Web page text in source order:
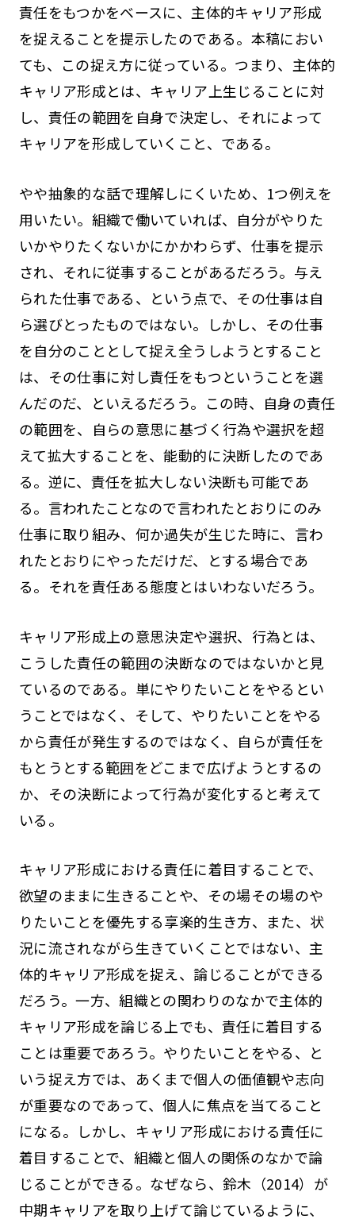
責任をもつかをベースに、主体的キャリア形成
を捉えることを提示したのである。本稿におい
ても、この捉え方に従っている。つまり、主体的
キャリア形成とは、キャリア上生じることに対
し、責任の範囲を自身で決定し、それによって
キャリアを形成していくこと、である。
やや抽象的な話で理解しにくいため、1つ例えを
用いたい。組織で働いていれば、自分がやりた
いかやりたくないかにかかわらず、仕事を提示
され、それに従事することがあるだろう。与え
られた仕事である、という点で、その仕事は自
ら選びとったものではない。しかし、その仕事
を自分のこととして捉え全うしようとすること
は、その仕事に対し責任をもつということを選
んだのだ、といえるだろう。この時、自身の責任
の範囲を、自らの意思に基づく行為や選択を超
えて拡大することを、能動的に決断したのであ
る。逆に、責任を拡大しない決断も可能であ
る。言われたことなので言われたとおりにのみ
仕事に取り組み、何か過失が生じた時に、言わ
れたとおりにやっただけだ、とする場合であ
る。それを責任ある態度とはいわないだろう。
キャリア形成上の意思決定や選択、行為とは、
こうした責任の範囲の決断なのではないかと見
ているのである。単にやりたいことをやるとい
うことではなく、そして、やりたいことをやる
から責任が発生するのではなく、自らが責任を
もとうとする範囲をどこまで広げようとするの
か、その決断によって行為が変化すると考えて
いる。
キャリア形成における責任に着目することで、
欲望のままに生きることや、その場その場のや
りたいことを優先する享楽的生き方、また、状
況に流されながら生きていくことではない、主
体的キャリア形成を捉え、論じることができる
だろう。一方、組織との関わりのなかで主体的
キャリア形成を論じる上でも、責任に着目する
ことは重要であろう。やりたいことをやる、と
いう捉え方では、あくまで個人の価値観や志向
が重要なのであって、個人に焦点を当てること
になる。しかし、キャリア形成における責任に
着目することで、組織と個人の関係のなかで論
じることができる。なぜなら、鈴木（2014）が
中期キャリアを取り上げて論じているように、